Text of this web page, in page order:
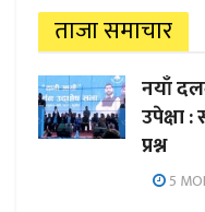
ताजा समाचार
नयाँ
उपेक्षा
प्रश्न
5